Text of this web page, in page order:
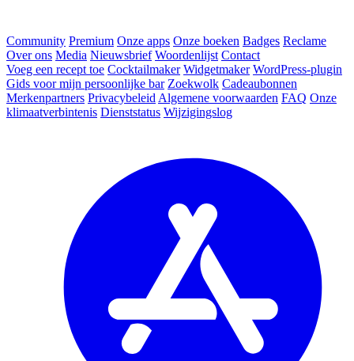
Community Premium Onze apps Onze boeken Badges Reclame
Over ons Media Nieuwsbrief Woordenlijst Contact
Voeg een recept toe Cocktailmaker Widgetmaker WordPress-plugin
Gids voor mijn persoonlijke bar Zoekwolk Cadeaubonnen
Merkenpartners Privacybeleid Algemene voorwaarden FAQ Onze
klimaatverbintenis Dienststatus Wijzigingslog